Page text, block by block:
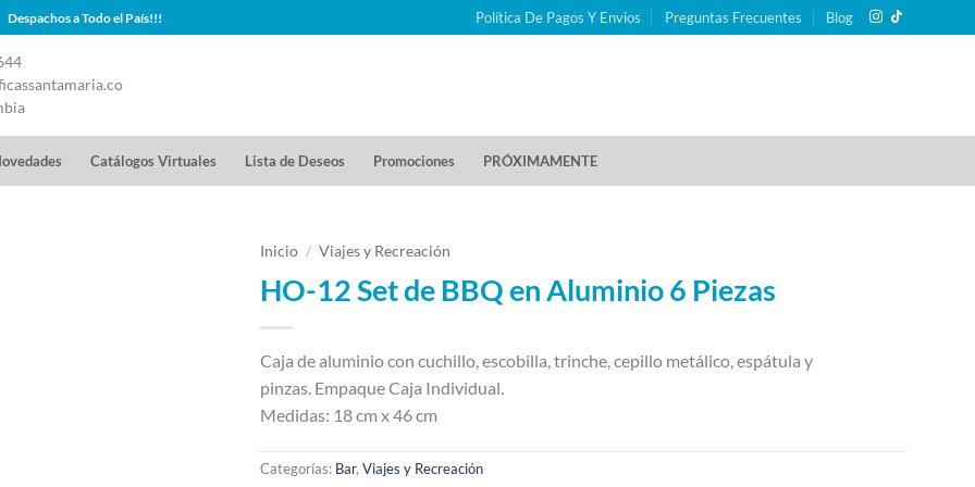
Despachos a Todo el País!!! Política De Pagos Y Envios Preguntas Frecuentes Blog
Catálogos Virtuales Lista de Deseos Promociones PRÓXIMAMENTE
Inicio / Viajes y Recreación
HO-12 Set de BBQ en Aluminio 6 Piezas
Caja de aluminio con cuchillo, escobilla, trinche, cepillo metálico, espátula y
pinzas. Empaque Caja Individual.
Medidas: 18 cm x 46 cm
Categorías: Bar, Viajes y Recreación